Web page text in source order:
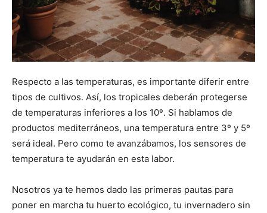
Respecto a las temperaturas, es importante diferir entre
tipos de cultivos. Así, los tropicales deberán protegerse
de temperaturas inferiores a los 10º. Si hablamos de
productos mediterráneos, una temperatura entre 3º y 5º
será ideal. Pero como te avanzábamos, los sensores de
temperatura te ayudarán en esta labor.
Nosotros ya te hemos dado las primeras pautas para
poner en marcha tu huerto ecológico, tu invernadero sin